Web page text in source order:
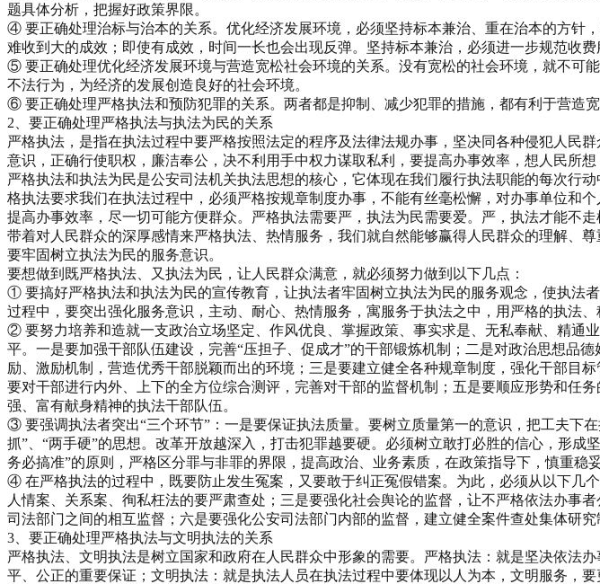
题具体分析，把握好政策界限。
④ 要正确处理治标与治本的关系。优化经济发展环境，必须坚持标本兼治、重在治本的方针
难收到大的成效；即使有成效，时间一长也会出现反弹。坚持标本兼治，必须进一步规范收
⑤ 要正确处理优化经济发展环境与营造宽松社会环境的关系。没有宽松的社会环境，就不可
不法行为，为经济的发展创造良好的社会环境。
⑥ 要正确处理严格执法和预防犯罪的关系。两者都是抑制、减少犯罪的措施，都有利于营造
2、要正确处理严格执法与执法为民的关系
严格执法，是指在执法过程中要严格按照法定的程序及法律法规办事，坚决同各种侵犯人民
意识，正确行使职权，廉洁奉公，决不利用手中权力谋取私利，要提高办事效率，想人民所
严格执法和执法为民是公安司法机关执法思想的核心，它体现在我们履行执法职能的每次行
格执法要求我们在执法过程中，必须严格按规章制度办事，不能有丝毫松懈，对办事单位和
提高办事效率，尽一切可能方便群众。严格执法需要严，执法为民需要爱。严，执法才能不
带着对人民群众的深厚感情来严格执法、热情服务，我们就自然能够赢得人民群众的理解、
要牢固树立执法为民的服务意识。
要想做到既严格执法、又执法为民，让人民群众满意，就必须努力做到以下几点：
① 要搞好严格执法和执法为民的宣传教育，让执法者牢固树立执法为民的服务观念，使执法
过程中，要突出强化服务意识，主动、耐心、热情服务，寓服务于执法之中，用严格的执法
② 要努力培养和造就一支政治立场坚定、作风优良、掌握政策、事实求是、无私奉献、精通
平。一是要加强干部队伍建设，完善“压担子、促成才”的干部锻炼机制；二是对政治思想品
励、激励机制，营造优秀干部脱颖而出的环境；三是要建立健全各种规章制度，强化干部目
要对干部进行内外、上下的全方位综合测评，完善对干部的监督机制；五是要顺应形势和任
强、富有献身精神的执法干部队伍。
③ 要强调执法者突出“三个环节”：一是要保证执法质量。要树立质量第一的意识，把工夫下
抓”、“两手硬”的思想。改革开放越深入，打击犯罪越要硬。必须树立敢打必胜的信心，形
务必搞准”的原则，严格区分罪与非罪的界限，提高政治、业务素质，在政策指导下，慎重稳
④ 在严格执法的过程中，既要防止发生冤案，又要敢于纠正冤假错案。为此，必须从以下几
人情案、关系案、徇私枉法的要严肃查处；三是要强化社会舆论的监督，让不严格依法办事
司法部门之间的相互监督；六是要强化公安司法部门内部的监督，建立健全案件查处集体研
3、要正确处理严格执法与文明执法的关系
严格执法、文明执法是树立国家和政府在人民群众中形象的需要。严格执法：就是坚决依法
平、公正的重要保证；文明执法：就是执法人员在执法过程中要体现以人为本，文明服务，